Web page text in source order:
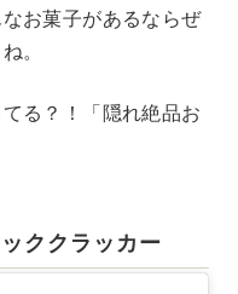
お菓子があるならぜ
。
る？！「隠れ絶品お
ククラッカー